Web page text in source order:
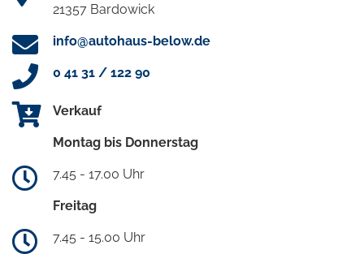
21357 Bardowick
info@autohaus-below.de
0 41 31 / 122 90
Verkauf
Montag bis Donnerstag
7.45 - 17.00 Uhr
Freitag
7.45 - 15.00 Uhr